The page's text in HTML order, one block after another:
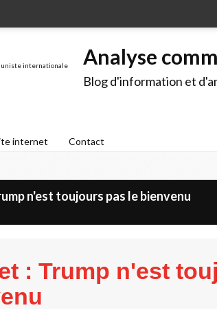
Analyse
Blog d'information et
internet Contact
n'est toujours pas le bienvenu
: Trump n'est